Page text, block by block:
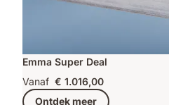
Emma Super Deal
Vanaf € 1.016,00
Ontdek meer